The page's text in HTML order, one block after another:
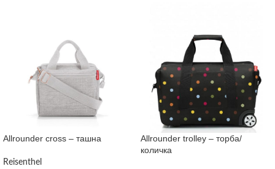
Allrounder cross – ташна
Reisenthel
Allrounder trolley – торба/
количка